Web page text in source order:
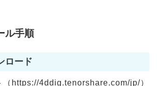
ル手順
ロード
（https://4ddig.tenorshare.com/jp/）